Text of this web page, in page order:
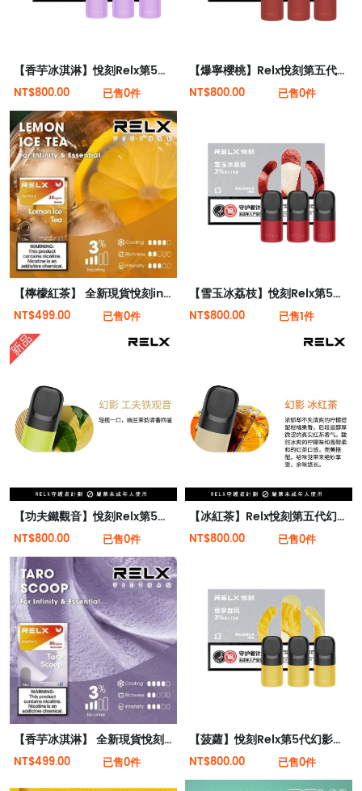
【香芋冰淇淋】悅刻Relx第5代幻影霧化煙彈
NT$800.00 已售0件
【爆寧櫻桃】Relx悅刻第五代幻影霧化煙彈
NT$800.00 已售0件
【檸檬紅茶】 全新現貨悅刻infinity 2六代煙彈(煙彈x1)(通用Relx 4, 5代主機)
NT$499.00 已售0件
【雪玉冰荔枝】悅刻Relx第5代幻影霧化煙彈 口有餘香
NT$800.00 已售1件
【功夫鐵觀音】悅刻Relx第5代幻影霧化煙彈 幽蘭茶韻
NT$800.00 已售0件
【冰紅茶】Relx悅刻第五代幻影霧化煙彈 濃郁茶香味
NT$800.00 已售0件
【香芋冰淇淋】 全新現貨悅刻infinity 2六代煙彈(煙彈x1)(通用Relx 4, 5代主機)
NT$499.00 已售0件
【菠蘿】悅刻Relx第5代幻影霧化煙彈
NT$800.00 已售0件